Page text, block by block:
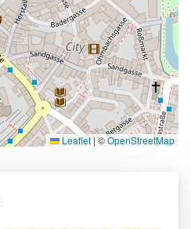
Leaflet | ©OpenStreetMap